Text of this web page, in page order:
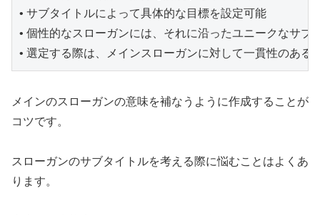
• サブタイトルによって具体的な目標を設定可能
• 個性的なスローガンには、それに沿ったユニークなサブ
• 選定する際は、メインスローガンに対して一貫性のある
メインのスローガンの意味を補なうように作成することが
コツです。
スローガンのサブタイトルを考える際に悩むことはよくあ
ります。